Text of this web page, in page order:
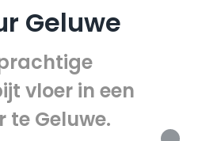
Geluwe
vloer in een
te Geluwe.